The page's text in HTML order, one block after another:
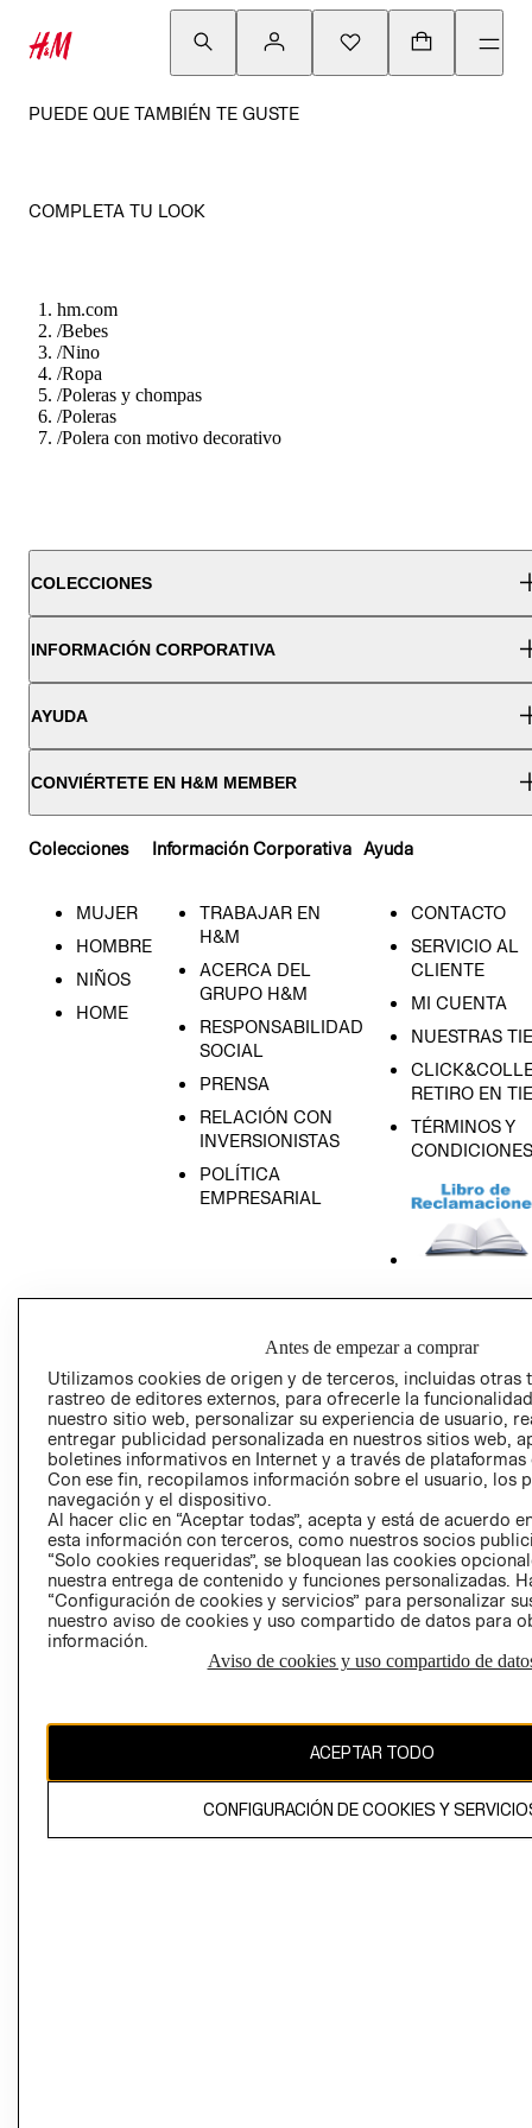
PUEDE QUE TAMBIÉN TE GUSTE
COMPLETA TU LOOK
hm.com
/Bebes
/Nino
/Ropa
/Poleras y chompas
/Poleras
/Polera con motivo decorativo
COLECCIONES
INFORMACIÓN CORPORATIVA
AYUDA
CONVIÉRTETE EN H&M MEMBER
Colecciones
MUJER
HOMBRE
NIÑOS
HOME
Información Corporativa
TRABAJAR EN
H&M
ACERCA DEL
GRUPO H&M
RESPONSABILIDAD
SOCIAL
PRENSA
RELACIÓN CON
INVERSIONISTAS
POLÍTICA
EMPRESARIAL
Ayuda
CONTACTO
SERVICIO AL
CLIENTE
MI CUENTA
NUESTRAS
RETIRO EN
TÉRMINOS Y
CONDICIONES
GIFT CARD
AVISO DE
Perú (S/)
CAMBIAR REGIÓN
propiedad de H&M Hennes & Mauritz AB
Antes de empezar a comprar
Utilizamos cookies de origen y de terceros, incluidas otras
rastreo de editores externos, para ofrecerle la
nuestro sitio web, personalizar su experiencia de usuario,
entregar publicidad personalizada en nuestros sitios web,
boletines informativos en Internet y a través de plataformas
Con ese fin, recopilamos información sobre el usuario, los
navegación y el dispositivo.
Al hacer clic en “Aceptar todas”, acepta y está de acuerdo
esta información con terceros, como nuestros socios
“Solo cookies requeridas”, se bloquean las cookies
nuestra entrega de contenido y funciones personalizadas.
“Configuración de cookies y servicios” para personalizar
nuestro aviso de cookies y uso compartido de datos para
información.
Aviso de cookies y uso compartido de
ACEPTAR TODO
CONFIGURACIÓN DE COOKIES Y